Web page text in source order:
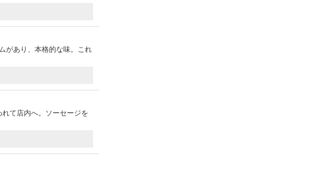
があり、本格的な味。これ
て店内へ。ソーセージを